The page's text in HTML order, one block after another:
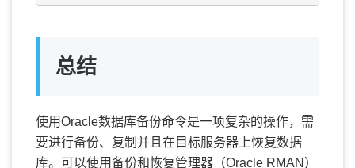
总结
使用Oracle数据库备份命令是一项复杂的操作，需
要进行备份、复制并且在目标服务器上恢复数据
库。可以使用备份和恢复管理器（Oracle RMAN）